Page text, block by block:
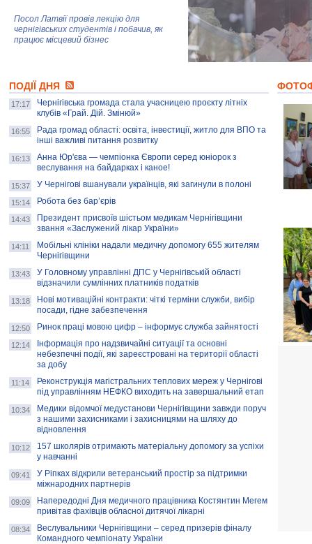
Посол Латвії провів лекцію для
чернігівських студентів і побачив, як
працює місцевий бізнес
колекцію про війну, емоції та тварин
AB InBev Efes Україна підтримала
навчальний проєкт "Молодіжна бізнес-
школа", спрямований на розвиток
підприємництва у Чернігівській області
Золота тварина: видання Forbes
написало про чернігівця Патрона: хто і
скільки на ньому заробляє? І куди
витрачають?
ПОДІЇ ДНЯ
17:17
Чернігівська громада стала учасницею проєкту літніх
клубів «Грай. Дій. Змінюй»
16:55
Рада громад області: освіта, інвестиції, житло для ВПО та
інші важливі питання розвитку
16:13
Анна Юр'єва — чемпіонка Європи серед юніорок з
веслування на байдарках і каное!
15:37 У Чернігові вшанували українців, які загинули в полоні
15:14 Робота без бар’єрів
14:43
Президент присвоїв шістьом медикам Чернігівщини
звання «Заслужений лікар України»
14:11
Мобільні клініки надали медичну допомогу 655 жителям
Чернігівщини
13:43
У Головному управлінні ДПС у Чернігівській області
відзначили сумлінних платників податків
13:18
Нові мотиваційні контракти: чіткі терміни служби, вибір
посади, гідне забезпечення
12:50 Ринок праці мовою цифр – інформує служба зайнятості
12:14
Інформація про надзвичайні ситуації та основні
небезпечні події, які зареєстровані на території області
за добу
11:14
Реконструкція магістральних теплових мереж у Чернігові
під управлінням НЕФКО виходить на завершальний етап
10:34
Медики відомчої медустанови Чернігівщини завжди поруч
з нашими захисниками і захисницями на шляху до
відновлення
10:12
157 школярів отримають матеріальну допомогу за успіхи
у навчанні
09:41
У Ріпках відкрили ветеранський простір за підтримки
міжнародних партнерів
09:09
Напередодні Дня медичного працівника Костянтин Мегем
привітав фахівців обласної дитячої лікарні
08:34
Веслувальники Чернігівщини – серед призерів фіналу
Командного чемпіонату України